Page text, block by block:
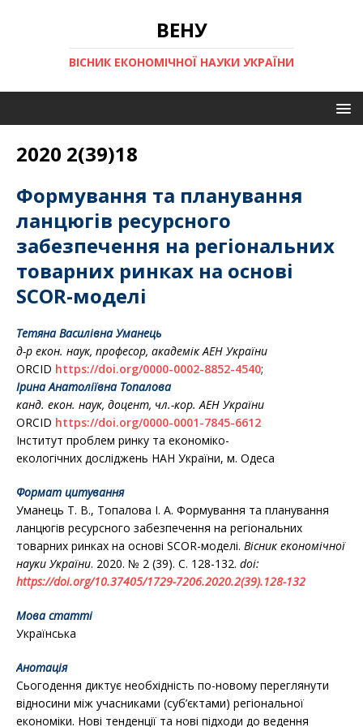
ВЕНУ
ВІСНИК ЕКОНОМІЧНОЇ НАУКИ УКРАЇНИ
2020 2(39)18
Формування та планування
ланцюгів ресурсного
забезпечення на регіональних
товарних ринках на основі
SCOR-моделі
Тетяна Василівна Уманець
д-р екон. наук, професор, академік АЕН України
ORCID https://doi.org/0000-0002-8852-4540;
Ірина Анатоліївна Топалова
канд. екон. наук, доцент, чл.-кор. АЕН України
ORCID https://doi.org/0000-0001-7845-6612
Інститут проблем ринку та економіко-
екологічних досліджень НАН України, м. Одеса
Формат цитування
Уманець Т. В., Топалова І. А. Формування та планування
ланцюгів ресурсного забезпечення на регіональних
товарних ринках на основі SCOR-моделі. Вісник економічної
науки України. 2020. № 2 (39). С. 128-132. doi:
https://doi.org/10.37405/1729-7206.2020.2(39).128-132
Мова статті
Українська
Анотація
Сьогодення диктує необхідність по-новому переглянути
відносини між учасниками (суб’єктами) регіональної
економіки. Нові тенденції та нові підходи до ведення